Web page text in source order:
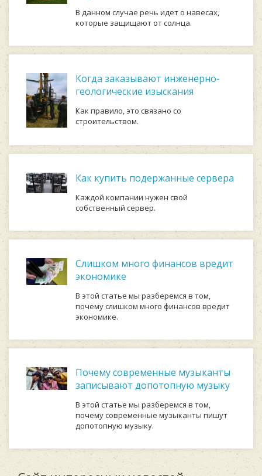
В данном случае речь идет о навесах,
которые защищают от солнца.
Когда заказывают инженерно-
геологические изыскания
Как правило, это связано со
строительством.
Как купить подержанные сервера
Каждой компании нужен свой
собственный сервер.
Слишком много финансов вредит
экономике
В этой статье мы разберемся в том,
почему слишком много финансов вредит
экономике.
Почему современные музыканты
записывают допотопную музыку
В этой статье мы разберемся в том,
почему современные музыканты пишут
допотопную музыку.